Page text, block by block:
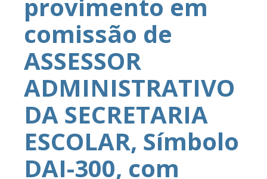
provimento em
comissão de
ASSESSOR
ADMINISTRATIVO
DA SECRETARIA
ESCOLAR, Símbolo
DAI-300, com